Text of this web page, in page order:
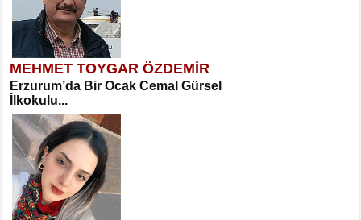
MEHMET TOYGAR ÖZDEMİR
Erzurum’da Bir Ocak Cemal Gürsel
İlkokulu...